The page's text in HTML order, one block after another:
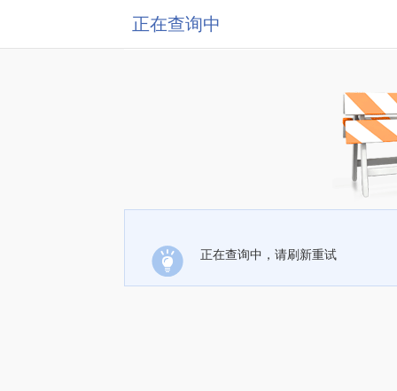
正在查询中
正在查询中，请刷新重试